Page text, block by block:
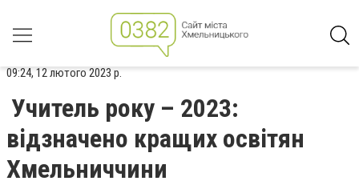
09:24, 12 лютого 2023 р.
Учитель року – 2023:
відзначено кращих освітян
Хмельниччини